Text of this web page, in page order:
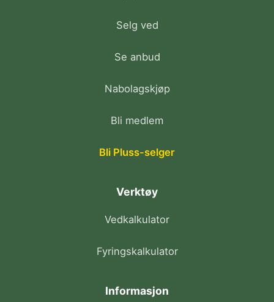
Selg ved
Se anbud
Nabolagskjøp
Bli medlem
Bli Pluss-selger
Verktøy
Vedkalkulator
Fyringskalkulator
Informasjon